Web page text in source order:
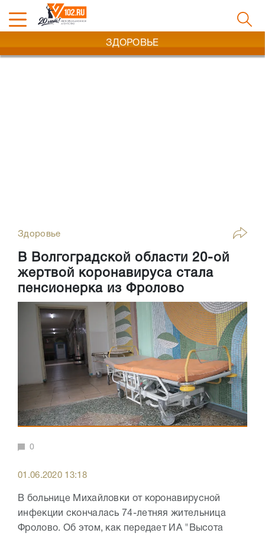
ЗДОРОВЬЕ
Здоровье
В Волгоградской области 20-ой
жертвой коронавируса стала
пенсионерка из Фролово
0
01.06.2020 13:18
В больнице Михайловки от коронавирусной
инфекции скончалась 74-летняя жительница
Фролово. Об этом, как передает ИА "Высота